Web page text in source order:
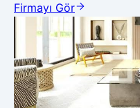
Firmayı Gör